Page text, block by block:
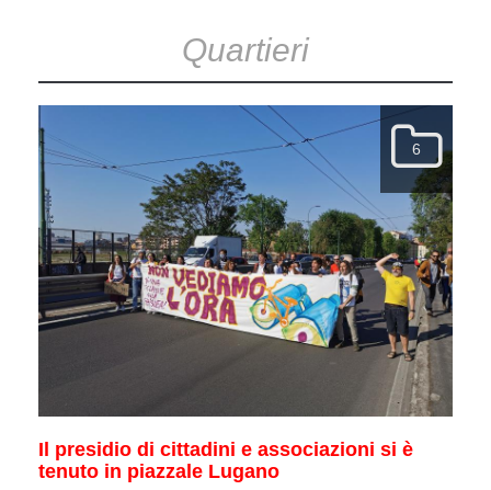
Quartieri
6
Il presidio di cittadini e associazioni si è
tenuto in piazzale Lugano